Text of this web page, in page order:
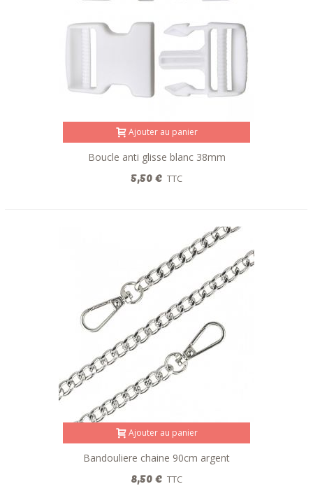
Ajouter au panier
Boucle anti glisse blanc 38mm
5,50 € TTC
Ajouter au panier
Bandouliere chaine 90cm argent
8,50 € TTC